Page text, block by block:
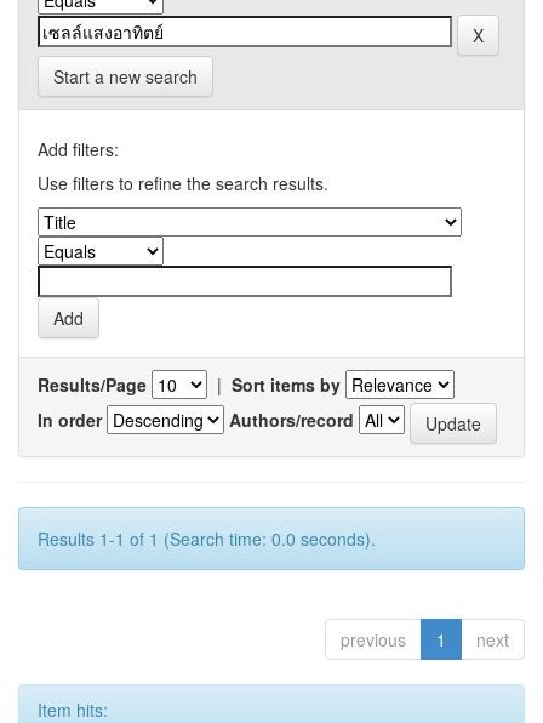
Start a new search
Add filters:
Use filters to refine the search results.
Results/Page | Sort items by
In order
Authors/record
Results 1-1 of 1 (Search time: 0.0 seconds).
previous 1 next
Item hits: